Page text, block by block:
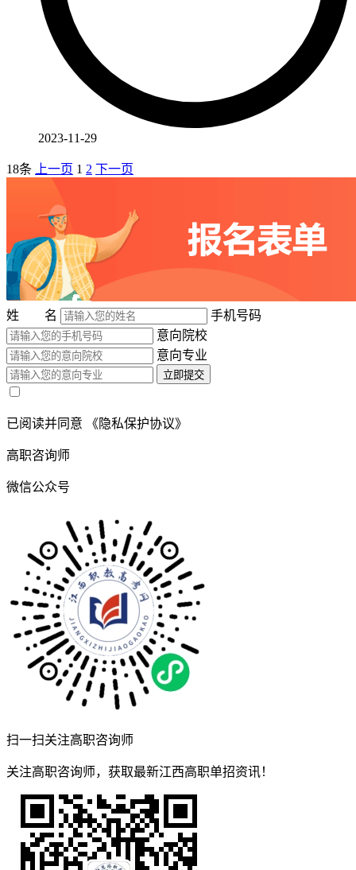
2023-11-29
18条 上一页 1 2 下一页
姓 名
手机号码
意向院校
意向专业
立即提交
已阅读并同意 《隐私保护协议》
高职咨询师
微信公众号
扫一扫关注高职咨询师
关注高职咨询师，获取最新江西高职单招资讯！